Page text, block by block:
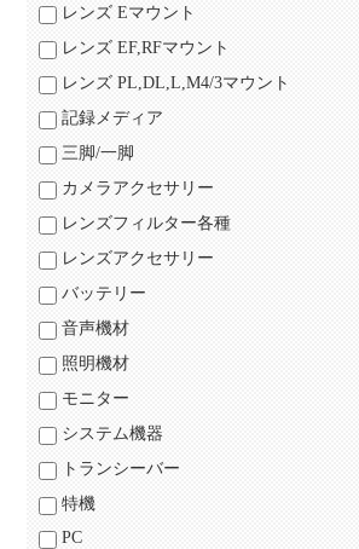
レンズ Eマウント
レンズ EF,RFマウント
レンズ PL,DL,L,M4/3マウント
記録メディア
三脚/一脚
カメラアクセサリー
レンズフィルター各種
レンズアクセサリー
バッテリー
音声機材
照明機材
モニター
システム機器
トランシーバー
特機
PC